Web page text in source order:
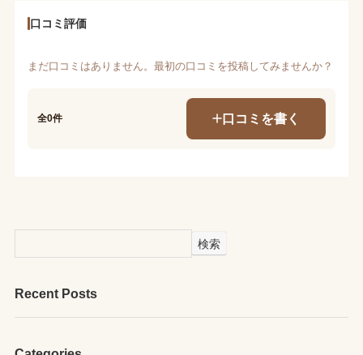
口コミ評価
まだ口コミはありません。最初の口コミを投稿してみませんか？
全0件 口コミを書く
検索
Recent Posts